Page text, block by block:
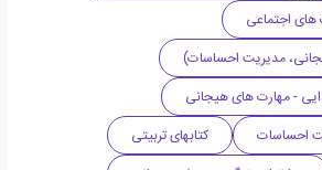
های اجتماعی
مدیریت احساسات)
- مهارت های هیجانی
احساسات
کتابهای تربیتی